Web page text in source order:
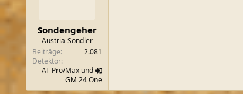
Sondengeher
Austria-Sondler
Beiträge
2.081
Detektor
AT Pro/Max und
GM 24 One